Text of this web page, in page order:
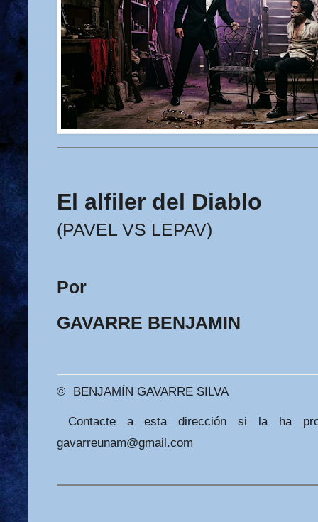
El alfiler del Diablo
(PAVEL VS LEPAV)
Por
GAVARRE BENJAMIN
© BENJAMÍN GAVARRE SILVA
Contacte a esta dirección si la ha
gavarreunam@gmail.com